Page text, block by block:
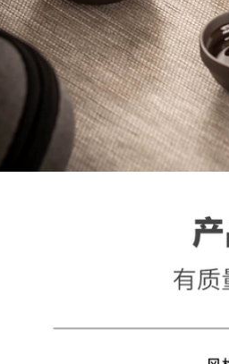
Trà
Động
Bộ
bị
273,000
bộ ấm trà du lịch Di
Động Du Lịch Trà
Khay Trà Bộ Nhỏ
Ngoài Trời Ký Túc Xá
Ấm Trà Nhỏ Nhà
Kung Fu Trà Túi Bảo
Quản bộ ấm chén
trà du lịch
265,000
bộ bình trà có túi
nhanh chóng cốc
một nồi một hai bốn
ly ngoài trời ấm trà
trà trà bộ bộ nhỏ bộ
ấm chén trà du lịch
bộ ấm chén trà du
Kung Fu trà bộ nhỏ